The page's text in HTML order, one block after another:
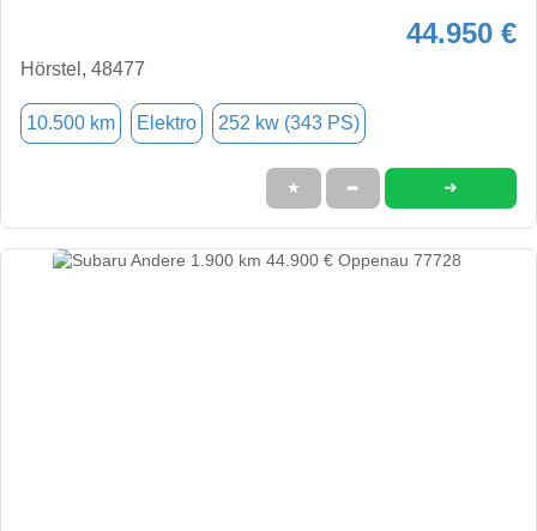
44.950 €
Hörstel, 48477
10.500 km Elektro 252 kw (343 PS)
★ ➦ ➜